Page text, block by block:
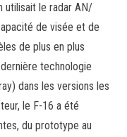
utilisait le radar AN/
de visée et de
de plus en plus
technologie
dans les versions les
le F-16 a été
du prototype au